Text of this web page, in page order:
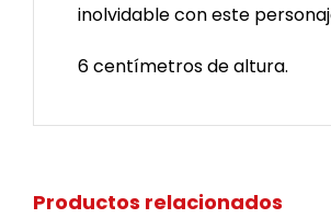
inolvidable con este
6 centímetros de altura.
Productos relacionados